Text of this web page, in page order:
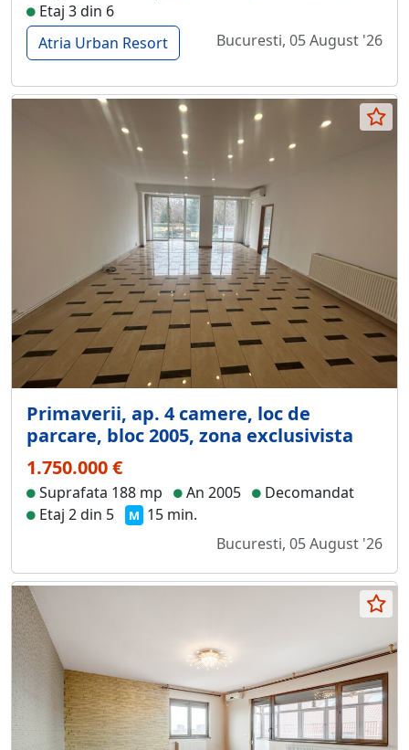
Etaj 3 din 6
Atria Urban Resort
Bucuresti, 05 August '26
Primaverii, ap. 4 camere, loc de
parcare, bloc 2005, zona exclusivista
1.750.000 €
Suprafata 188 mp An 2005
Decomandat
Etaj 2 din 5
M 15 min.
Bucuresti, 05 August '26